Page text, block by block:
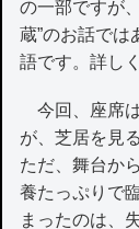
の一部ですが
蔵”のお話では
語です。詳し
今回、座席
が、芝居を見
ただ、舞台か
養たっぷりで
まったのは、